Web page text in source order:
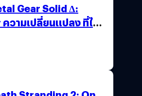
Gear Solid Δ:
วามเปลี่ยนแปลง ที่ไม่